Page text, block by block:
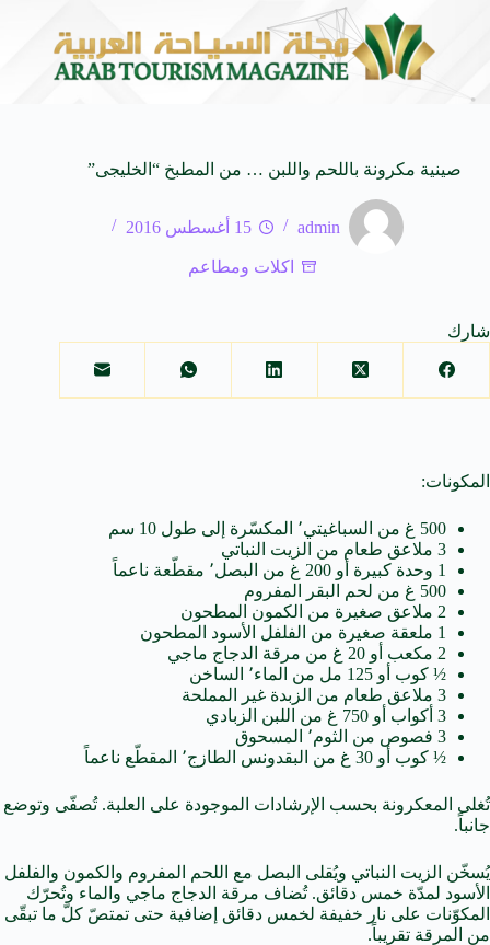
المنظمة العربية للسياحة تدعو لتخصيص خط هاتفي موحد 126 لتلقى بلاغات السائحين عند تعرضهم لأي مشاكل أثناء رحلاتهم السياحية بكافه الدول العربية
صينية مكرونة باللحم واللبن … من المطبخ “الخليجى”
admin 15 أغسطس 2016
اكلات ومطاعم
شارك
المكونات:
500 غ من السباغيتي٬ المكسّرة إلى طول 10 سم
3 ملاعق طعام من الزيت النباتي
1 وحدة كبيرة أو 200 غ من البصل٬ مقطّعة ناعماً
500 غ من لحم البقر المفروم
2 ملاعق صغيرة من الكمون المطحون
1 ملعقة صغيرة من الفلفل الأسود المطحون
2 مكعب أو 20 غ من مرقة الدجاج ماجي
½ كوب أو 125 مل من الماء٬ الساخن
3 ملاعق طعام من الزبدة غير المملحة
3 أكواب أو 750 غ من اللبن الزبادي
3 فصوص من الثوم٬ المسحوق
½ كوب أو 30 غ من البقدونس الطازج٬ المقطّع ناعماً
تُغلى المعكرونة بحسب الإرشادات الموجودة على العلبة. تُصفّى وتوضع
جانباً.
يُسخّن الزيت النباتي ويُقلى البصل مع اللحم المفروم والكمون والفلفل
الأسود لمدّة خمس دقائق. تُضاف مرقة الدجاج ماجي والماء وتُحرّك
المكوّنات على نار خفيفة لخمس دقائق إضافية حتى تمتصّ كلّ ما تبقّى
من المرقة تقريباً.